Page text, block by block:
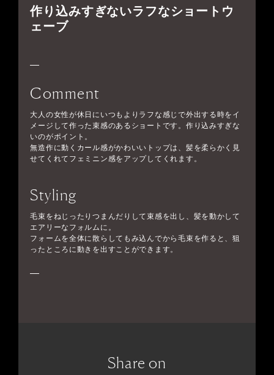
作り込みすぎないラフなショートウ
ェーブ
Comment
大人の女性が休日にいつもよりラフな感じで外出する時をイ
メージして作った束感のあるショートです。作り込みすぎな
いのがポイント。
無造作に動くカール感がかわいいトップは、髪を柔らかく見
せてくれてフェミニン感をアップしてくれます。
Styling
毛束をねじったりつまんだりして束感を出し、髪を動かして
エアリーなフォルムに。
フォームを全体に散らしてもみ込んでから毛束を作ると、狙
ったところに動きを出すことができます。
Share on